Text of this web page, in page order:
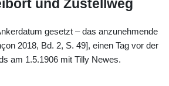
und Zustellweg
gesetzt – das anzunehmende
2018, Bd. 2, S. 49], einen Tag vor der
am 1.5.1906 mit Tilly Newes.